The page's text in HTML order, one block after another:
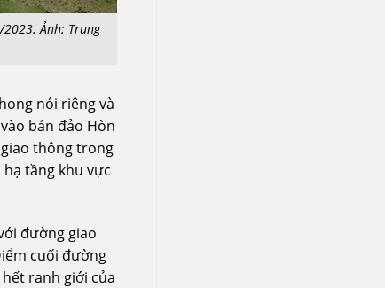
Ảnh: Trung
nói riêng và
bán đảo Hòn
thông trong
tầng khu vực
đường giao
cuối đường
ranh giới của